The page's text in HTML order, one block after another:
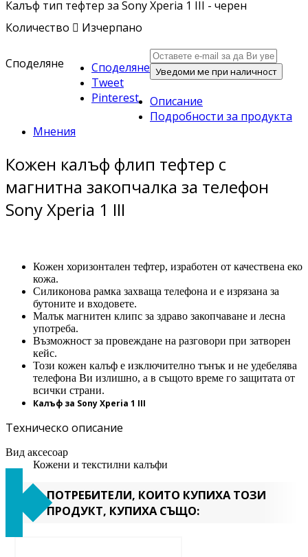
Калъф тип тефтер за Sony Xperia 1 III - черен
Количество  Изчерпано
Споделяне
Споделяне
Tweet
Pinterest
Уведоми ме при наличност
Описание
Подробности за продукта
Мнения
Кожен калъф флип тефтер с
магнитна закопчалка за телефон
Sony Xperia 1 III
Кожен хоризонтален тефтер, изработен от качествена еко
кожа.
Силиконова рамка захваща телефона и е изрязана за
бутоните и входовете.
Малък магнитен клипс за здраво закопчаване и лесна
употреба.
Възможност за провеждане на разговори при затворен
кейс.
Този кожен калъф е изключително тънък и не удебелява
телефона Ви излишно, а в същото време го защитата от
всички страни.
Калъф за Sony Xperia 1 III
Техническо описание
Вид аксесоар
Кожени и текстилни калъфи
ПОТРЕБИТЕЛИ, КОИТО КУПИХА ТОЗИ
ПРОДУКТ, КУПИХА СЪЩО: